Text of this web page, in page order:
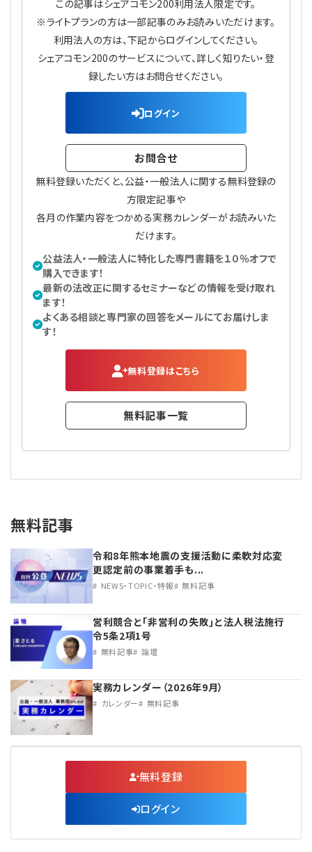
この記事はシェアコモン200利用法人限定です。
※ライトプランの方は一部記事のみお読みいただけます。
利用法人の方は、下記からログインしてください。
シェアコモン200のサービスについて、詳しく知りたい・登
録したい方はお問合せください。
ログイン
お問合せ
無料登録いただくと、公益・一般法人に関する無料登録の
方限定記事や
各月の作業内容をつかめる実務カレンダーがお読みいた
だけます。
公益法人・一般法人に特化した専門書籍を１０％オフで
購入できます！
最新の法改正に関するセミナーなどの情報を受け取れ
ます！
よくある相談と専門家の回答をメールにてお届けしま
す！
無料登録はこちら
無料記事一覧
無料記事
令和8年熊本地震の支援活動に柔軟対応変
更認定前の事業着手も...
NEWS・TOPIC・特報 無料記事
営利競合と｢非営利の失敗｣と法人税法施行
令5条2項1号
無料記事 論壇
実務カレンダー（2026年9月）
カレンダー 無料記事
無料登録
ログイン